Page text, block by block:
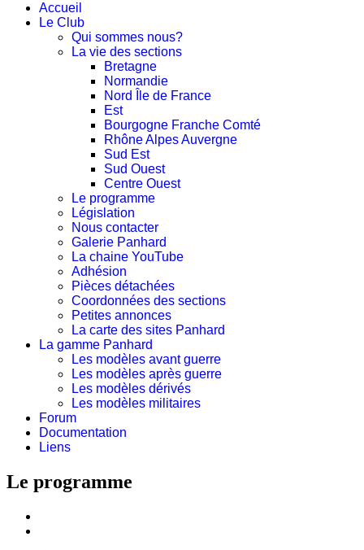
Accueil
Le Club
Qui sommes nous?
La vie des sections
Bretagne
Normandie
Nord Île de France
Est
Bourgogne Franche Comté
Rhône Alpes Auvergne
Sud Est
Sud Ouest
Centre Ouest
Le programme
Législation
Nous contacter
Galerie Panhard
La chaine YouTube
Adhésion
Pièces détachées
Coordonnées des sections
Petites annonces
La carte des sites Panhard
La gamme Panhard
Les modèles avant guerre
Les modèles après guerre
Les modèles dérivés
Les modèles militaires
Forum
Documentation
Liens
Le programme